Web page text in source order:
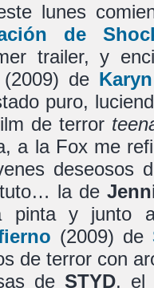
lunes
de
trailer, y
de
puro,
de terror
a la Fox me
deseosos
la de
pinta y junto
(2009) de
de terror con
de STYD, el